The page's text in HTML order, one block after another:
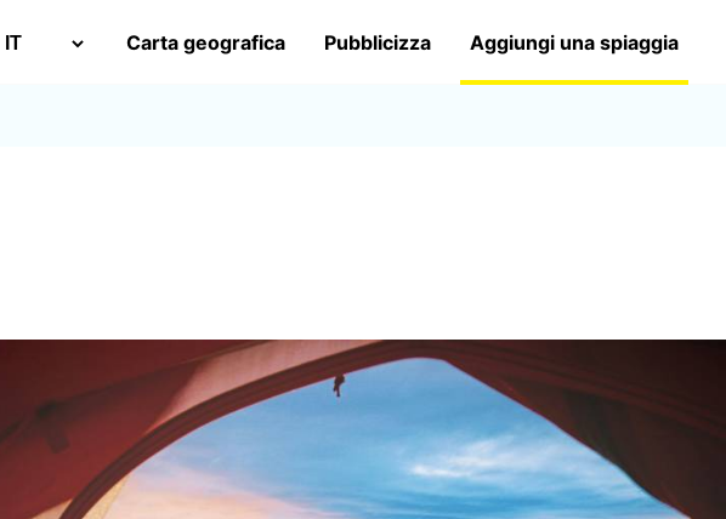
Carta geografica Pubblicizza Aggiungi una spiaggia